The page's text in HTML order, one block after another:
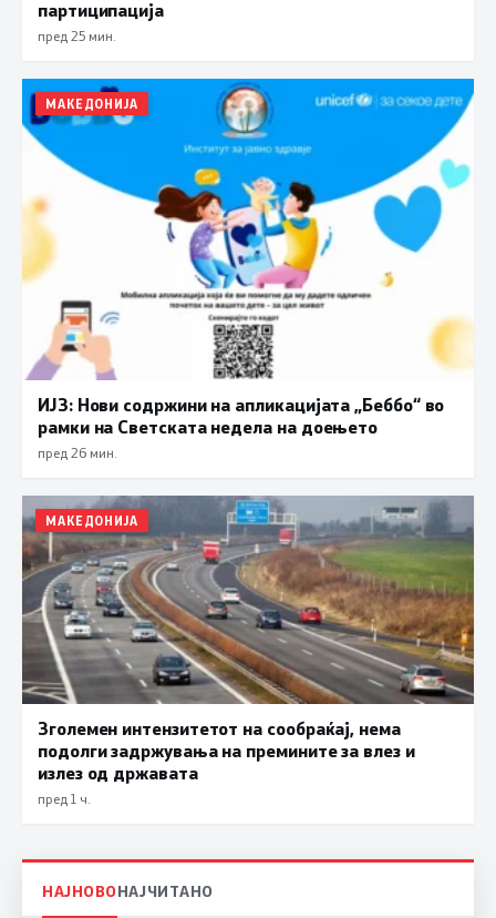
партиципација
пред 25 мин.
МАКЕДОНИЈА
ИЈЗ: Нови содржини на апликацијата „Беббо“ во
рамки на Светската недела на доењето
пред 26 мин.
МАКЕДОНИЈА
Зголемен интензитетот на сообраќај, нема
подолги задржувања на премините за влез и
излез од државата
пред 1 ч.
НАЈНОВОНАЈЧИТАНО